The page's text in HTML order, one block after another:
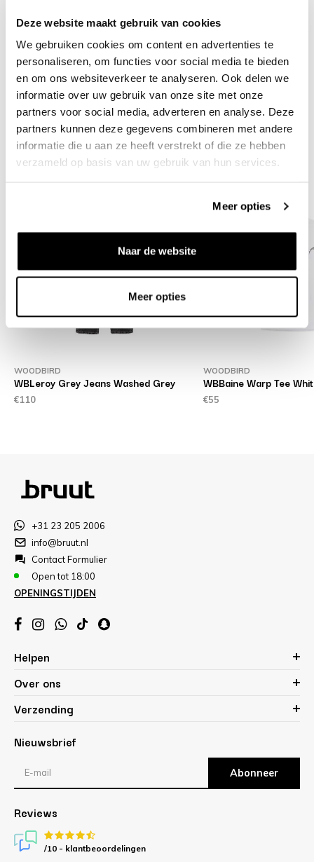
Deze website maakt gebruik van cookies
We gebruiken cookies om content en advertenties te
personaliseren, om functies voor social media te bieden
en om ons websiteverkeer te analyseren. Ook delen we
informatie over uw gebruik van onze site met onze
partners voor social media, adverteren en analyse. Deze
partners kunnen deze gegevens combineren met andere
informatie die u aan ze heeft verstrekt of die ze hebben
verzameld op basis van uw gebruik van hun services.
Meer opties
Naar de website
Meer opties
Hulp nodig?We helpen
info@bruut.nl Live chat Whatsapp
Over dit product
Verzenden & retourneren
Gerelateerde producten
WOODBIRD
WBLeroy Grey Jeans Washed Grey
€110
WOODBIRD
WBBaine Warp Tee
€55
+31 23 205 2006
info@bruut.nl
Contact Formulier
Open tot 18:00
OPENINGSTIJDEN
Helpen
Over ons
Verzending
Nieuwsbrief
Abonneer
Reviews
/10 - klantbeoordelingen